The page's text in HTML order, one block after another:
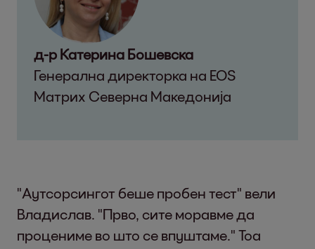
д-р Катерина Бошевска
Генерална директорка на EOS
Матрих Северна Македонија
"Аутсорсингот беше пробен тест" вели
Владислав. "Прво, сите моравме да
процениме во што се впуштаме." Тоа